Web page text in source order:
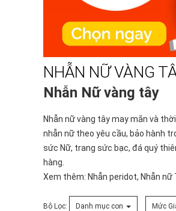
NHẪN NỮ VÀNG
Nhẫn Nữ vàng tây
Nhẫn nữ vàng tâymay mắn và
nhẫn nữ theo yêu cầu, bảo hành
sức Nữ, trang sức bạc, đá quý
hàng.
Xem thêm: Nhẫn peridot, Nhẫn nữ
Bộ Lọc: Danh mục con Mức